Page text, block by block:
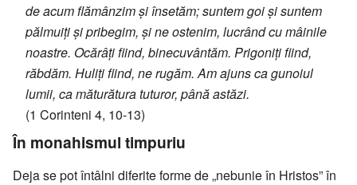
de acum flămânzim și însetăm; suntem goi și suntem
pălmuiți și pribegim, și ne ostenim, lucrând cu mâinile
noastre. Ocărâți fiind, binecuvântăm. Prigoniți fiind,
răbdăm. Huliți fiind, ne rugăm. Am ajuns ca gunoiul
lumii, ca măturătura tuturor, până astăzi.
(1 Corinteni 4, 10-13)
În monahismul timpuriu
Deja se pot întâlni diferite forme de „nebunie în Hristos” în